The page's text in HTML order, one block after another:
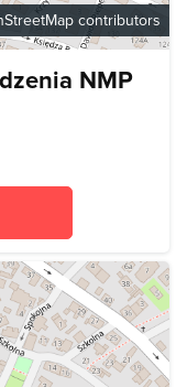
contributors
NMP